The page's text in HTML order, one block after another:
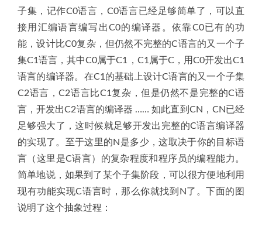
子集，记作C0语言，C0语言已经足够简单了，可以直
接用汇编语言编写出C0的编译器。依靠C0已有的功
能，设计比C0复杂，但仍然不完整的C语言的又一个子
集C1语言，其中C0属于C1，C1属于C，用C0开发出C1
语言的编译器。在C1的基础上设计C语言的又一个子集
C2语言，C2语言比C1复杂，但是仍然不是完整的C语
言，开发出C2语言的编译器 …… 如此直到CN，CN已经
足够强大了，这时候就足够开发出完整的C语言编译器
的实现了。至于这里的N是多少，这取决于你的目标语
言（这里是C语言）的复杂程度和程序员的编程能力。
简单地说，如果到了某个子集阶段，可以很方便地利用
现有功能实现C语言时，那么你就找到N了。下面的图
说明了这个抽象过程：